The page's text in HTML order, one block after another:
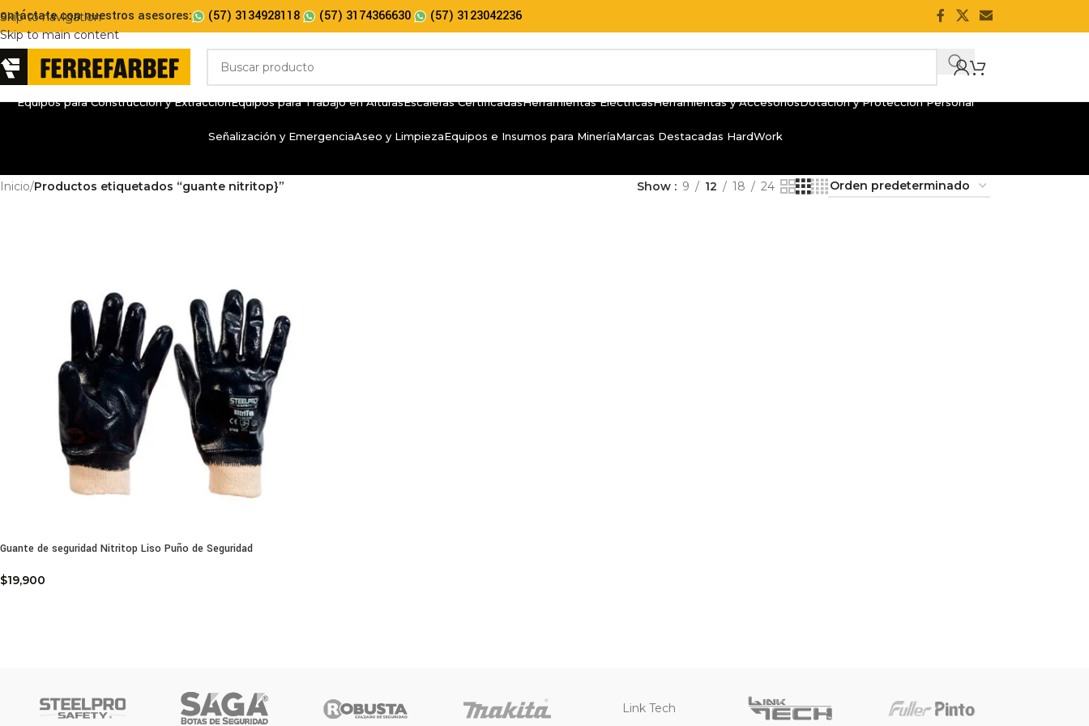
Skip to navigation
Skip to main content
con nuestros asesores: (57) 3134928118 (57) 3174366630 (57) 3123042236
Equipos para Construcción y ExtracciónEquipos para Trabajo en AlturasEscaleras CertificadasHerramientas EléctricasHerramientas y AccesoriosDotación y Protección Personal
Señalización y EmergenciaAseo y LimpiezaEquipos e Insumos para MineríaMarcas Destacadas HardWork
Inicio/Productos etiquetados “guante nitritop}” Show 9 12 18 24
Guante de seguridad Nitritop Liso Puño de Seguridad
$19,900
Link Tech